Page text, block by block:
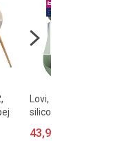
Lovi, baveta din
silicon, Pistachio
43,99